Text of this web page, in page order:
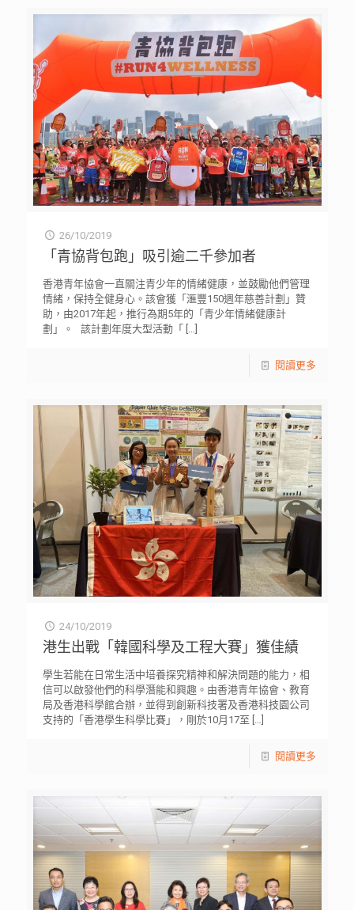
26/10/2019
「青協背包跑」吸引逾二千參加者
香港青年協會一直關注青少年的情緒健康，並鼓勵他們管理
情緒，保持全健身心。該會獲「滙豐150週年慈善計劃」贊
助，由2017年起，推行為期5年的「青少年情緒健康計
劃」。 該計劃年度大型活動「
[…]
閱讀更多
24/10/2019
港生出戰「韓國科學及工程大賽」獲佳績
學生若能在日常生活中培養探究精神和解決問題的能力，相
信可以啟發他們的科學潛能和興趣。由香港青年協會、教育
局及香港科學館合辦，並得到創新科技署及香港科技園公司
支持的「香港學生科學比賽」，剛於10月17至 […]
閱讀更多